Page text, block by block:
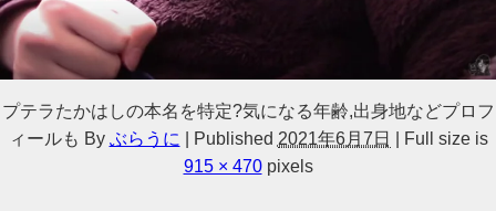
プテラたかはしの本名を特定?気になる年齢,出身地などプロフ
ィールも By ぶらうに Published 2021年6月7日
Full size is
915 × 470pixels